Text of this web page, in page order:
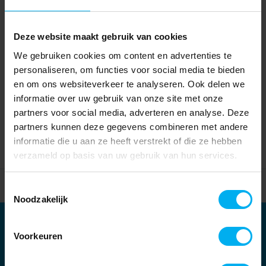
Deze website maakt gebruik van cookies
We gebruiken cookies om content en advertenties te
personaliseren, om functies voor social media te bieden
en om ons websiteverkeer te analyseren. Ook delen we
informatie over uw gebruik van onze site met onze
partners voor social media, adverteren en analyse. Deze
partners kunnen deze gegevens combineren met andere
informatie die u aan ze heeft verstrekt of die ze hebben
verzameld op basis van uw gebruik van hun services.
Noodzakelijk
Voorkeuren
Partners